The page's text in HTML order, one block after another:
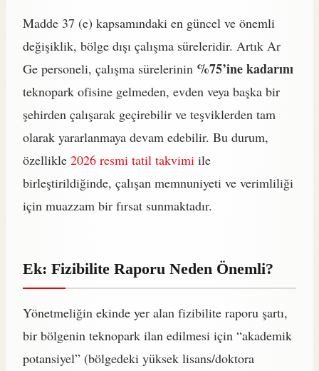
Madde 37 (e) kapsamındaki en güncel ve önemli
değişiklik, bölge dışı çalışma süreleridir. Artık Ar
Ge personeli, çalışma sürelerinin %75’ine kadarını
teknopark ofisine gelmeden, evden veya başka bir
şehirden çalışarak geçirebilir ve teşviklerden tam
olarak yararlanmaya devam edebilir. Bu durum,
özellikle 2026 resmi tatil takvimi ile
birleştirildiğinde, çalışan memnuniyeti ve verimliliği
için muazzam bir fırsat sunmaktadır.
Ek: Fizibilite Raporu Neden Önemli?
Yönetmeliğin ekinde yer alan fizibilite raporu şartı,
bir bölgenin teknopark ilan edilmesi için “akademik
potansiyel” (bölgedeki yüksek lisans/doktora